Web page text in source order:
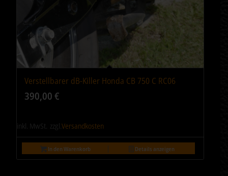
Verstellbarer dB-Killer Honda CB 750 C RC06
390,00€
inkl. MwSt. zzgl.Versandkosten
In den Warenkorb Details anzeigen